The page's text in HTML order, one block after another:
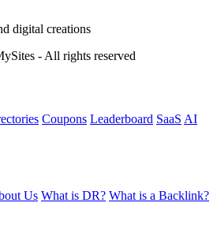
digital creations
- All rights reserved
Coupons Leaderboard SaaS AI
Us What is DR? What is a Backlink?